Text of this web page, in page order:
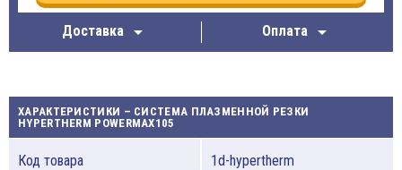
Доставка  Оплата 
ХАРАКТЕРИСТИКИ – СИСТЕМА ПЛАЗМЕННОЙ РЕЗКИ
HYPERTHERM POWERMAX105
Код товара 1d-hypertherm